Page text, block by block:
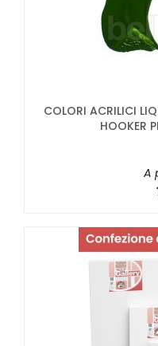
COLORI ACRILICI
HOOKER
A